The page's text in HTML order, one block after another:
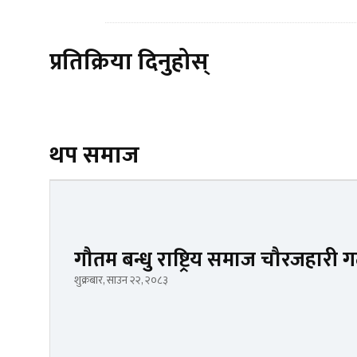
प्रतिक्रिया दिनुहोस्
थप समाज
गौतम बन्धु राष्ट्रिय समाज चौरजहारी
शुक्रबार, साउन २२, २०८३